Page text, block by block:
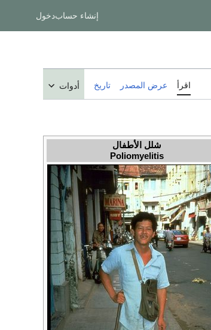
إنشاء حسابدخول
اقرأ عرض المصدر تاريخ أدوات
شلل الأطفال
Poliomyelitis